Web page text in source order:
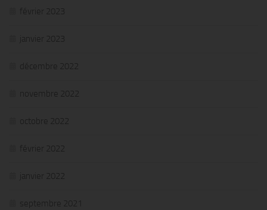
février 2023
janvier 2023
décembre 2022
novembre 2022
octobre 2022
février 2022
janvier 2022
septembre 2021